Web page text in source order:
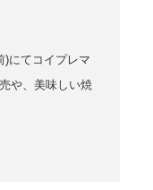
)にてコイプレマ
や、美味しい焼